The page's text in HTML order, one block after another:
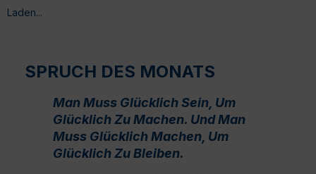
Laden...
SPRUCH DES MONATS
Man Muss Glücklich Sein, Um
Glücklich Zu Machen. Und Man
Muss Glücklich Machen, Um
Glücklich Zu Bleiben.